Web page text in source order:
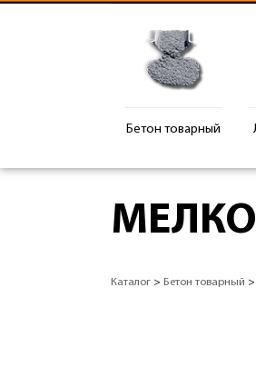
Бетон товарный
Каталог > Бетон товарный >